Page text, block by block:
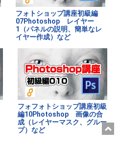
フォトショップ講座初級編
07Photoshop レイヤー
1（パネルの説明、簡単なレ
イヤー作成）など
フォフォトショップ講座初級
編10Photoshop 画像の合
成（レイヤーマスク、グルー
プ）など